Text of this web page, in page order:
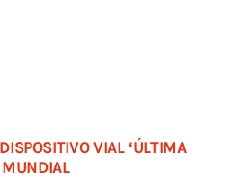
VIAL ‘ÚLTIMA